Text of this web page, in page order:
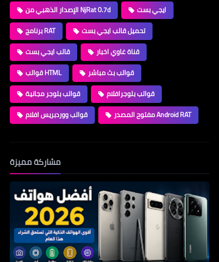
الإصدار الذهبي من NjRat 0.7d
ايجي بست
برنامج RAT
تحميل قالب ايجي بست
قالب ايجي بست
قناة غاوي اخبار
قوالب HTML
قوالب بث مباشر
قوالب بلوجر مجانية
قوالب بلوجرافلام
قوالب ووردبريس افلام
مفتوح المصدر Android RAT
مشاركة مميزة